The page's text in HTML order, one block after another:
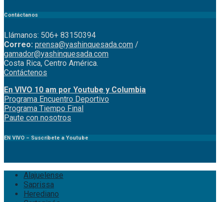
Contáctanos
Llámanos: 506+ 83150394
Correo: prensa@yashinquesada.com /
gamador@yashinquesada.com
Costa Rica, Centro América.
Contáctenos
En VIVO 10 am por Youtube y Columbia
Programa Encuentro Deportivo
Programa Tiempo Final
Paute con nosotros
EN VIVO – Suscríbete a Youtube
Alajuelense
Saprissa
Herediano